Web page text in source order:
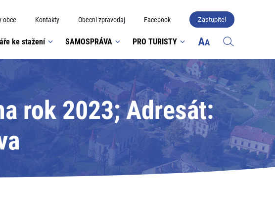
obce Kontakty Obecní zpravodaj Facebook Zastupitel
ke stažení SAMOSPRÁVA PRO TURISTY
rok 2023; Adresát: